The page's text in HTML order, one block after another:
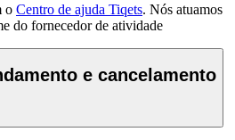
o Centro de ajuda Tiqets. Nós atuamos
do fornecedor de atividade
e cancelamento